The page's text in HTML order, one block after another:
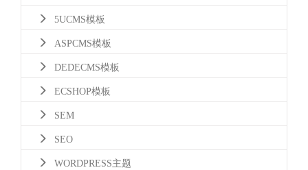
5UCMS模板
ASPCMS模板
DEDECMS模板
ECSHOP模板
SEM
SEO
WORDPRESS主题